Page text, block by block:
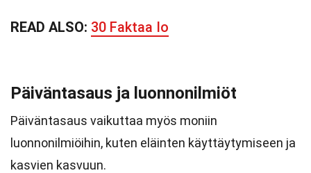
READ ALSO: 30 Faktaa Io
Päiväntasaus ja luonnonilmiöt
Päiväntasaus vaikuttaa myös moniin
luonnonilmiöihin, kuten eläinten käyttäytymiseen ja
kasvien kasvuun.